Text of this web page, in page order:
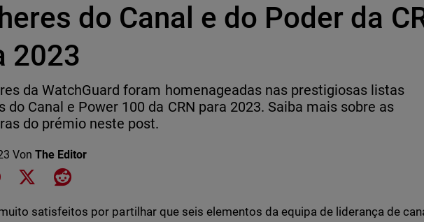
do Canal e do Poder da
2023
da WatchGuard foram homenageadas nas prestigiosas listas
do Canal e Power 100 da CRN para 2023. Saiba mais sobre as
do prémio neste post.
VonThe Editor
on LinkedIn
Share on Facebook
Share on XShare on Reddit
satisfeitos por partilhar que seis elementos da equipa de liderança de